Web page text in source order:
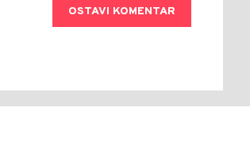
OSTAVI KOMENTAR